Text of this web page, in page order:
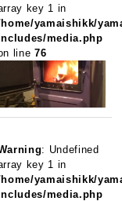
key 1 in
yamaishikk/
media.php
line76
: Undefined
key 1 in
yamaishikk/
media.php